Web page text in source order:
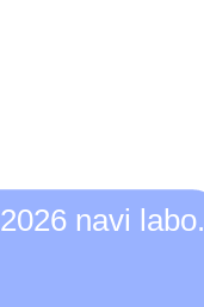
2026 navi labo.